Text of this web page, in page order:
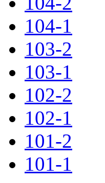
104-1
103-2
103-1
102-2
102-1
101-2
101-1